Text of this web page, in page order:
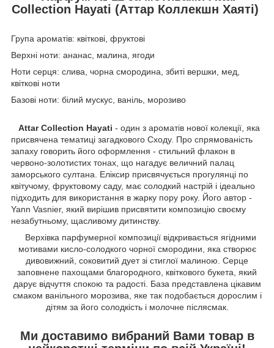
Collection Hayati (Аттар Коллекшн Хаятi)
Група ароматів: квіткові, фруктові
Верхні ноти: ананас, малина, ягоди
Ноти серця: слива, чорна смородина, збиті вершки, мед,
квіткові ноти
Базові ноти: білий мускус, ваніль, морозиво
Attar Collection Hayati - один з ароматів нової колекції, яка
присвячена тематиці загадкового Сходу. Про спрямованість
запаху говорить його оформлення - стильний флакон в
червоно-золотистих тонах, що нагадує величний палац
заморського султана. Еліксир присвячується прогулянці по
квітучому, фруктовому саду, має солодкий настрій і ідеально
підходить для використання в жарку пору року. Його автор -
Yann Vasnier, який вирішив присвятити композицію своєму
незабутньому, щасливому дитинству.
Верхівка парфумерної композиції відкривається ягідними
мотивами кисло-солодкого чорної смородини, яка створює
дивовижний, соковитий дует зі стиглої малиною. Серце
заповнене пахощами благородного, квіткового букета, який
дарує відчуття спокою та радості. База представлена цікавим
смаком ванільного морозива, яке так подобається дорослим і
дітям за його солодкість і молочне післясмак.
Ми доставимо вибраний Вами товар в